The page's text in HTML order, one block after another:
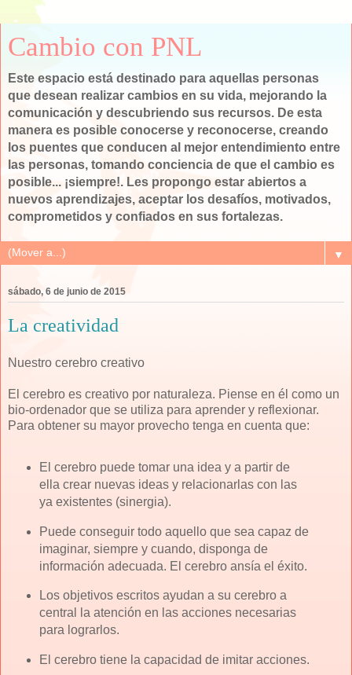
Cambio con PNL
Este espacio está destinado para aquellas personas
que desean realizar cambios en su vida, mejorando la
comunicación y descubriendo sus recursos. De esta
manera es posible conocerse y reconocerse, creando
los puentes que conducen al mejor entendimiento entre
las personas, tomando conciencia de que el cambio es
posible... ¡siempre!. Les propongo estar abiertos a
nuevos aprendizajes, aceptar los desafíos, motivados,
comprometidos y confiados en sus fortalezas.
▼
sábado, 6 de junio de 2015
La creatividad
Nuestro cerebro creativo
El cerebro es creativo por naturaleza. Piense en él como un
bio-ordenador que se utiliza para aprender y reflexionar.
Para obtener su mayor provecho tenga en cuenta que:
El cerebro puede tomar una idea y a partir de
ella crear nuevas ideas y relacionarlas con las
ya existentes (sinergia).
Puede conseguir todo aquello que sea capaz de
imaginar, siempre y cuando, disponga de
información adecuada. El cerebro ansía el éxito.
Los objetivos escritos ayudan a su cerebro a
central la atención en las acciones necesarias
para lograrlos.
El cerebro tiene la capacidad de imitar acciones.